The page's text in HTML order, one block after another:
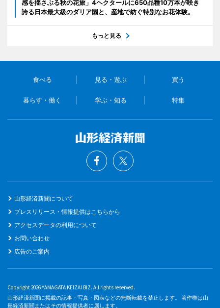
感を揺さぶる秋の花旅」4ヘクタールに650品種10万本が咲き
誇る日本最大級のダリア園と、産地で紡ぐ特別なお花体験。
もっと見る
食べる 見る・遊ぶ 買う
暮らす・働く 学ぶ・知る 特集
山形経済新聞について
プレスリリース・情報提供はこちらから
アクセスデータの利用について
お問い合わせ
広告のご案内
Copyright 2026 YAMAGATA KEIZAI BIZ. All rights reserved.
山形経済新聞に掲載の記事・写真・図表などの無断転載を禁止します。 著作権は山
形経済新聞またはその情報提供者に属します。